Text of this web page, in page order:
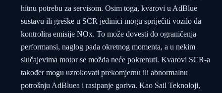
hitnu potrebu za servisom. Osim toga, kvarovi u AdBlue
sustavu ili greške u SCR jedinici mogu spriječiti vozilo da
kontrolira emisije NOx. To može dovesti do ograničenja
performansi, naglog pada okretnog momenta, a u nekim
slučajevima motor se možda neće pokrenuti. Kvarovi SCR-a
također mogu uzrokovati prekomjernu ili abnormalnu
potrošnju AdBluea i rasipanje goriva. Kao Sail Teknoloji,